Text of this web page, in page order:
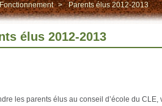
Fonctionnement > Parents élus 2012-2013
élus 2012-2013
les parents élus au conseil d’école du CLE,